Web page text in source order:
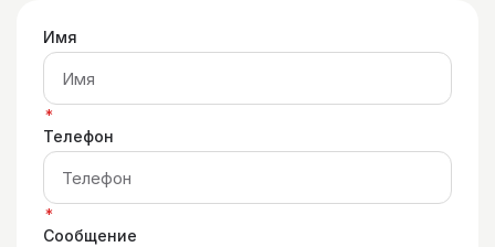
Имя
*
Телефон
*
Сообщение